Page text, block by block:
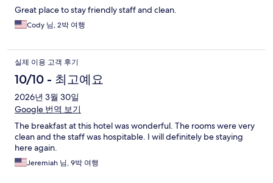
Great place to stay friendly staff and clean.
Cody 님, 2박 여행
실제 이용 고객 후기
10/10 - 최고예요
2026년 3월 30일
Google 번역 보기
The breakfast at this hotel was wonderful. The rooms were very
clean and the staff was hospitable. I will definitely be staying
here again.
Jeremiah 님, 9박 여행